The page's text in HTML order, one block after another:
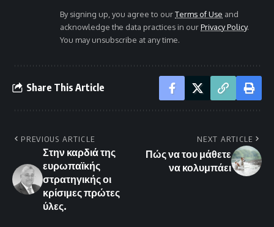
By signing up, you agree to ourTerms of Use and
acknowledge the data practices in ourPrivacy Policy.
You may unsubscribe at any time.
Share This Article
PREVIOUS ARTICLE
Στην καρδιά της
ευρωπαϊκής
στρατηγικής οι
κρίσιμες πρώτες
ύλες.
NEXT ARTICLE
Πώς να του μάθετε
να κολυμπάει